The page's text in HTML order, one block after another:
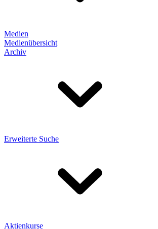
Medien
Medienübersicht
Archiv
Erweiterte Suche
Aktienkurse